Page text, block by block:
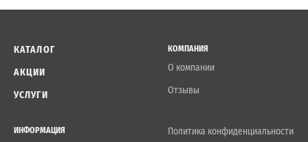
КАТАЛОГ
АКЦИИ
УСЛУГИ
КОМПАНИЯ
О компании
Отзывы
ИНФОРМАЦИЯ
Политика конфиденциальности